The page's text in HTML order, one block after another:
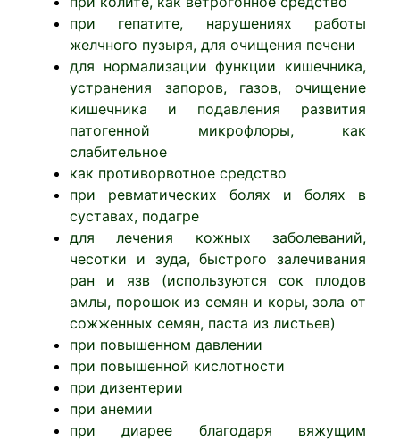
при гепатите, нарушениях работы
желчного пузыря, для очищения печени
для нормализации функции кишечника,
устранения запоров, газов, очищение
кишечника и подавления развития
патогенной микрофлоры, как
слабительное
как противорвотное средство
при ревматических болях и болях в
суставах, подагре
для лечения кожных заболеваний,
чесотки и зуда, быстрого залечивания
ран и язв (используются сок плодов
амлы, порошок из семян и коры, зола от
сожженных семян, паста из листьев)
при повышенном давлении
при повышенной кислотности
при дизентерии
при анемии
при диарее благодаря вяжущим